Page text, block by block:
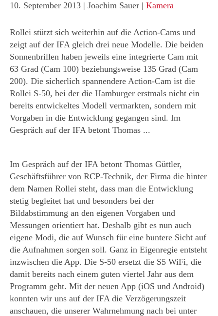
10. September 2013 | Joachim Sauer | Kamera
Rollei stützt sich weiterhin auf die Action-Cams und
zeigt auf der IFA gleich drei neue Modelle. Die beiden
Sonnenbrillen haben jeweils eine integrierte Cam mit
63 Grad (Cam 100) beziehungsweise 135 Grad (Cam
200). Die sicherlich spannendere Action-Cam ist die
Rollei S-50, bei der die Hamburger erstmals nicht ein
bereits entwickeltes Modell vermarkten, sondern mit
Vorgaben in die Entwicklung gegangen sind. Im
Gespräch auf der IFA betont Thomas ...
Im Gespräch auf der IFA betont Thomas Güttler,
Geschäftsführer von RCP-Technik, der Firma die hinter
dem Namen Rollei steht, dass man die Entwicklung
stetig begleitet hat und besonders bei der
Bildabstimmung an den eigenen Vorgaben und
Messungen orientiert hat. Deshalb gibt es nun auch
eigene Modi, die auf Wunsch für eine buntere Sicht auf
die Aufnahmen sorgen soll. Ganz in Eigenregie entsteht
inzwischen die App. Die S-50 ersetzt die S5 WiFi, die
damit bereits nach einem guten viertel Jahr aus dem
Programm geht. Mit der neuen App (iOS und Android)
konnten wir uns auf der IFA die Verzögerungszeit
anschauen, die unserer Wahrnehmung nach bei unter